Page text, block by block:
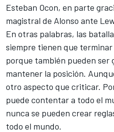
Esteban Ocon, en parte
magistral de Alonso ante
En otras palabras, las
siempre tienen que
porque también pueden ser
mantener la posición.
otro aspecto que criticar.
puede contentar a todo el
nunca se pueden crear
todo el mundo.